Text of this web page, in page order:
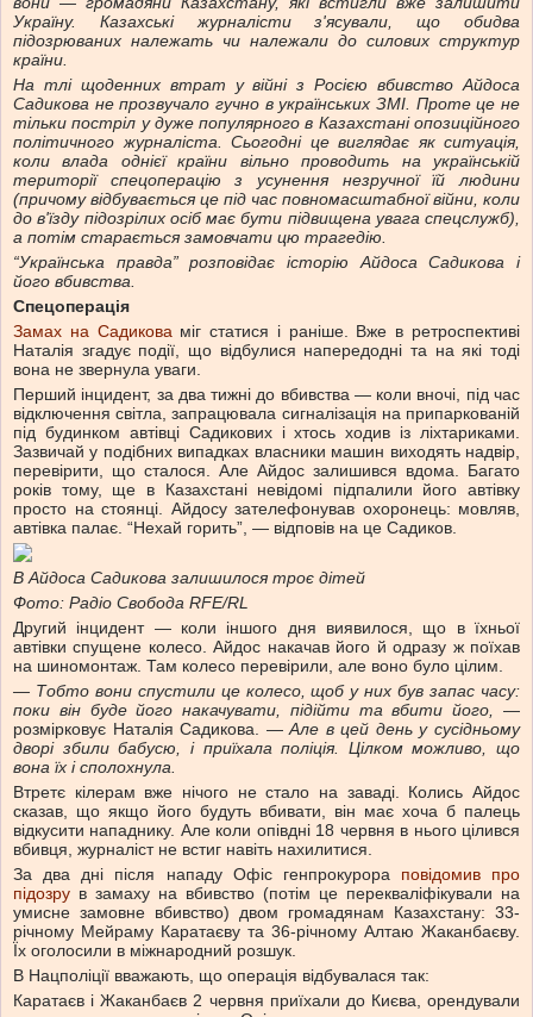
Україну. Казахські журналісти з'ясували, що обидва
підозрюваних належать чи належали до силових структур
країни.
На тлі щоденних втрат у війні з Росією вбивство Айдоса
Садикова не прозвучало гучно в українських ЗМІ. Проте це не
тільки постріл у дуже популярного в Казахстані опозиційного
політичного журналіста. Сьогодні це виглядає як ситуація,
коли влада однієї країни вільно проводить на українській
території спецоперацію з усунення незручної їй людини
(причому відбувається це під час повномасштабної війни, коли
до в'їзду підозрілих осіб має бути підвищена увага спецслужб),
а потім старається замовчати цю трагедію.
“Українська правда” розповідає історію Айдоса Садикова і
його вбивства.
Спецоперація
Замах на Садиковаміг статися і раніше. Вже в ретроспективі
Наталія згадує події, що відбулися напередодні та на які тоді
вона не звернула уваги.
Перший інцидент, за два тижні до вбивства — коли вночі, під час
відключення світла, запрацювала сигналізація на припаркованій
під будинком автівці Садикових і хтось ходив із ліхтариками.
Зазвичай у подібних випадках власники машин виходять надвір,
перевірити, що сталося. Але Айдос залишився вдома. Багато
років тому, ще в Казахстані невідомі підпалили його автівку
просто на стоянці. Айдосу зателефонував охоронець: мовляв,
автівка палає. “Нехай горить”, — відповів на це Садиков.
В Айдоса Садикова залишилося троє дітей
Фото: Радіо Свобода RFE/RL
Другий інцидент — коли іншого дня виявилося, що в їхньої
автівки спущене колесо. Айдос накачав його й одразу ж поїхав
на шиномонтаж. Там колесо перевірили, але воно було цілим.
— Тобто вони спустили це колесо, щоб у них був запас часу:
поки він буде його накачувати, підійти та вбити його, —
розмірковує Наталія Садикова. —Але в цей день у сусідньому
дворі збили бабусю, і приїхала поліція. Цілком можливо, що
вона їх і сполохнула.
Втретє кілерам вже нічого не стало на заваді. Колись Айдос
сказав, що якщо його будуть вбивати, він має хоча б палець
відкусити нападнику. Але коли опівдні 18 червня в нього цілився
вбивця, журналіст не встиг навіть нахилитися.
За два дні після нападу Офіс генпрокурора повідомив про
підозру в замаху на вбивство (потім це перекваліфікували на
умисне замовне вбивство) двом громадянам Казахстану: 33-
річному Мейраму Каратаєву та 36-річному Алтаю Жаканбаєву.
Їх оголосили в міжнародний розшук.
В Нацполіції вважають, що операція відбувалася так:
Каратаєв і Жаканбаєв 2 червня приїхали до Києва, орендували